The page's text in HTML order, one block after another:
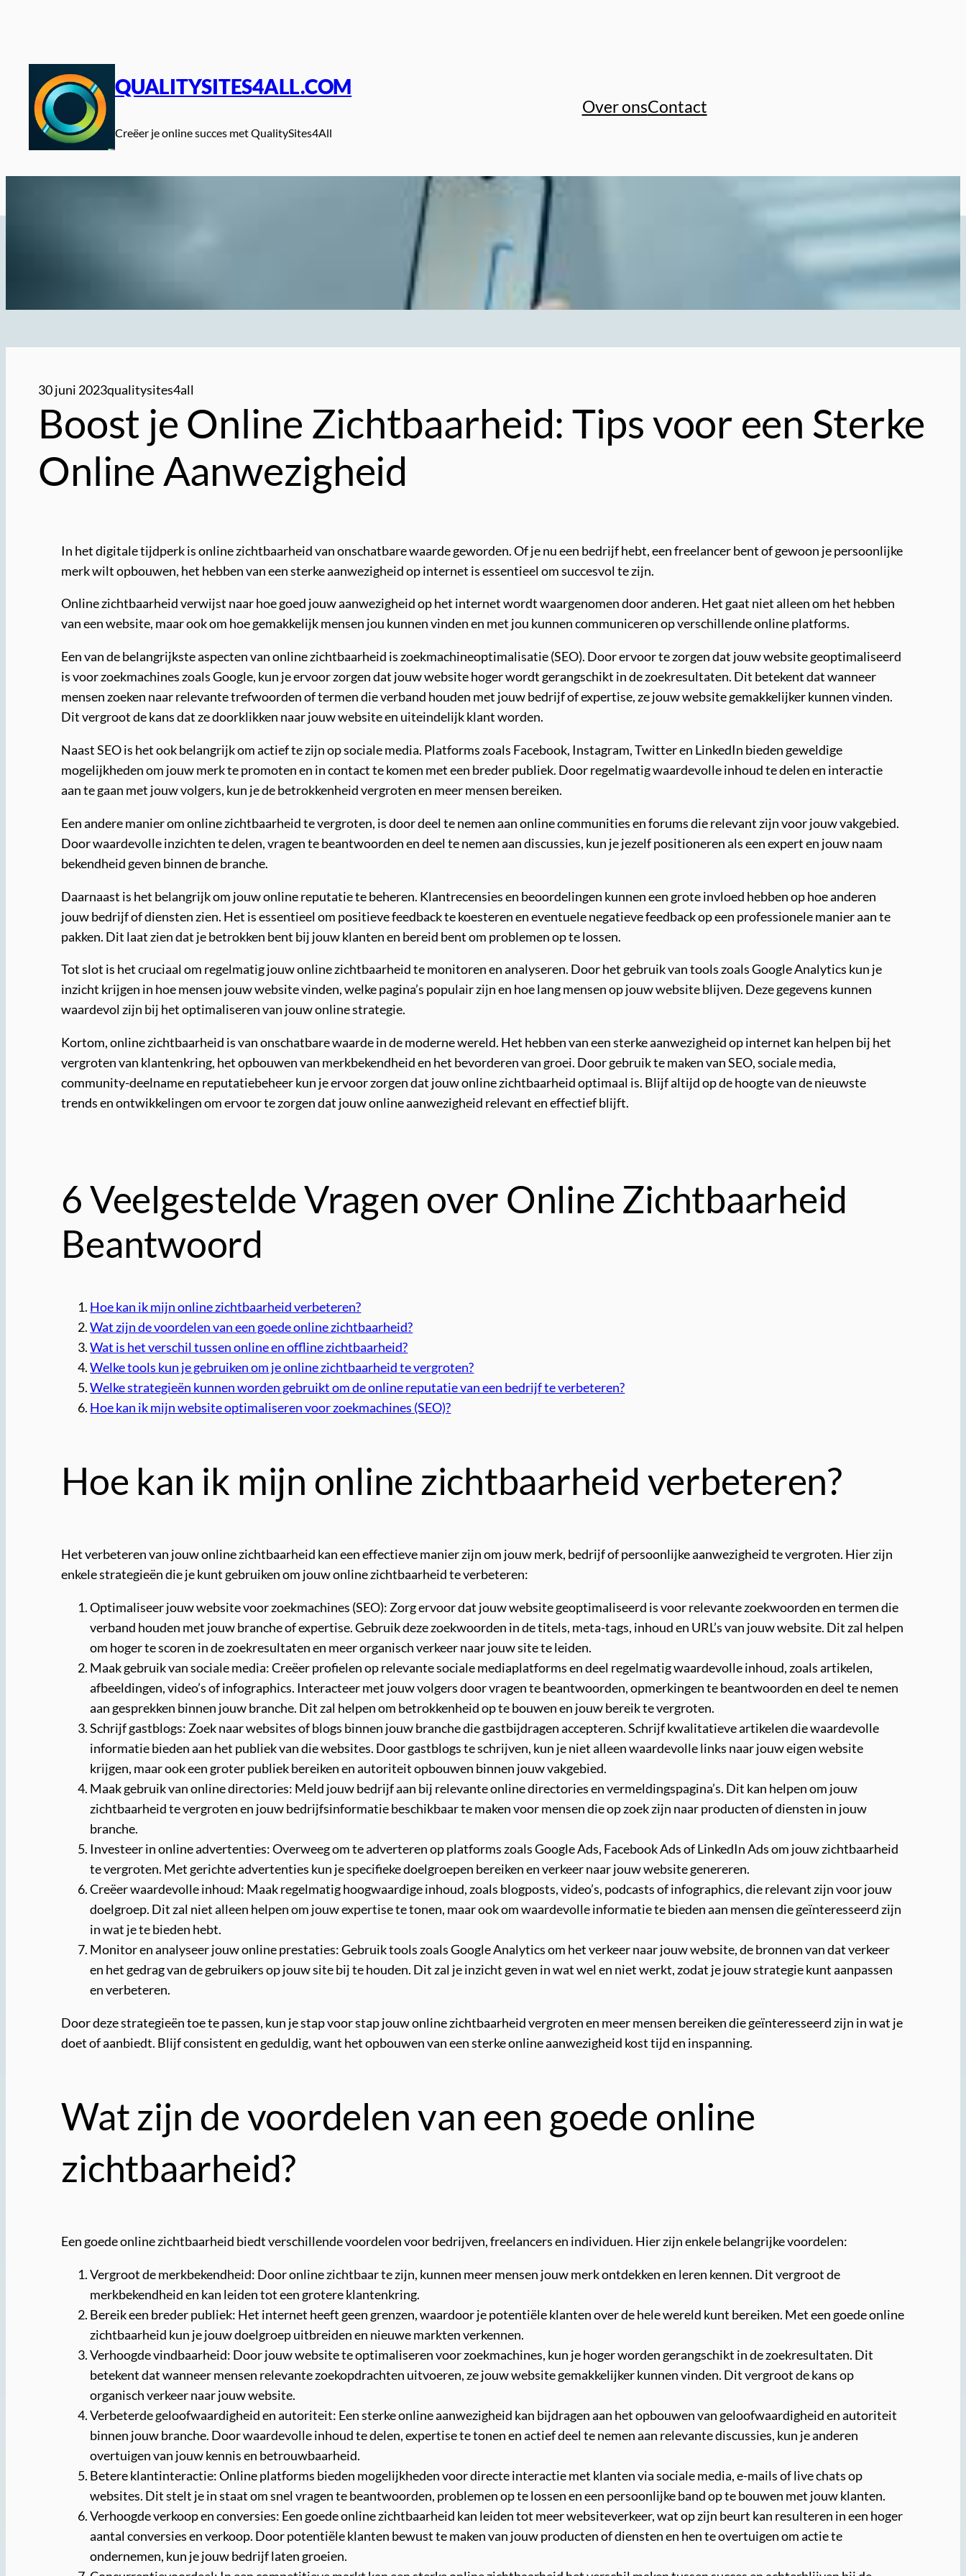
QUALITYSITES4ALL.COM
Creëer je online succes met QualitySites4All
Over onsContact
30 juni 2023qualitysites4all
Boost je Online Zichtbaarheid: Tips voor een Sterke
Online Aanwezigheid
In het digitale tijdperk is online zichtbaarheid van onschatbare waarde geworden. Of je nu een bedrijf hebt, een freelancer bent of gewoon je persoonlijke
merk wilt opbouwen, het hebben van een sterke aanwezigheid op internet is essentieel om succesvol te zijn.
Online zichtbaarheid verwijst naar hoe goed jouw aanwezigheid op het internet wordt waargenomen door anderen. Het gaat niet alleen om het hebben
van een website, maar ook om hoe gemakkelijk mensen jou kunnen vinden en met jou kunnen communiceren op verschillende online platforms.
Een van de belangrijkste aspecten van online zichtbaarheid is zoekmachineoptimalisatie (SEO). Door ervoor te zorgen dat jouw website geoptimaliseerd
is voor zoekmachines zoals Google, kun je ervoor zorgen dat jouw website hoger wordt gerangschikt in de zoekresultaten. Dit betekent dat wanneer
mensen zoeken naar relevante trefwoorden of termen die verband houden met jouw bedrijf of expertise, ze jouw website gemakkelijker kunnen vinden.
Dit vergroot de kans dat ze doorklikken naar jouw website en uiteindelijk klant worden.
Naast SEO is het ook belangrijk om actief te zijn op sociale media. Platforms zoals Facebook, Instagram, Twitter en LinkedIn bieden geweldige
mogelijkheden om jouw merk te promoten en in contact te komen met een breder publiek. Door regelmatig waardevolle inhoud te delen en interactie
aan te gaan met jouw volgers, kun je de betrokkenheid vergroten en meer mensen bereiken.
Een andere manier om online zichtbaarheid te vergroten, is door deel te nemen aan online communities en forums die relevant zijn voor jouw vakgebied.
Door waardevolle inzichten te delen, vragen te beantwoorden en deel te nemen aan discussies, kun je jezelf positioneren als een expert en jouw naam
bekendheid geven binnen de branche.
Daarnaast is het belangrijk om jouw online reputatie te beheren. Klantrecensies en beoordelingen kunnen een grote invloed hebben op hoe anderen
jouw bedrijf of diensten zien. Het is essentieel om positieve feedback te koesteren en eventuele negatieve feedback op een professionele manier aan te
pakken. Dit laat zien dat je betrokken bent bij jouw klanten en bereid bent om problemen op te lossen.
Tot slot is het cruciaal om regelmatig jouw online zichtbaarheid te monitoren en analyseren. Door het gebruik van tools zoals Google Analytics kun je
inzicht krijgen in hoe mensen jouw website vinden, welke pagina’s populair zijn en hoe lang mensen op jouw website blijven. Deze gegevens kunnen
waardevol zijn bij het optimaliseren van jouw online strategie.
Kortom, online zichtbaarheid is van onschatbare waarde in de moderne wereld. Het hebben van een sterke aanwezigheid op internet kan helpen bij het
vergroten van klantenkring, het opbouwen van merkbekendheid en het bevorderen van groei. Door gebruik te maken van SEO, sociale media,
community-deelname en reputatiebeheer kun je ervoor zorgen dat jouw online zichtbaarheid optimaal is. Blijf altijd op de hoogte van de nieuwste
trends en ontwikkelingen om ervoor te zorgen dat jouw online aanwezigheid relevant en effectief blijft.
6 Veelgestelde Vragen over Online Zichtbaarheid
Beantwoord
Hoe kan ik mijn online zichtbaarheid verbeteren?
Wat zijn de voordelen van een goede online zichtbaarheid?
Wat is het verschil tussen online en offline zichtbaarheid?
Welke tools kun je gebruiken om je online zichtbaarheid te vergroten?
Welke strategieën kunnen worden gebruikt om de online reputatie van een bedrijf te verbeteren?
Hoe kan ik mijn website optimaliseren voor zoekmachines (SEO)?
Hoe kan ik mijn online zichtbaarheid verbeteren?
Het verbeteren van jouw online zichtbaarheid kan een effectieve manier zijn om jouw merk, bedrijf of persoonlijke aanwezigheid te vergroten. Hier zijn
enkele strategieën die je kunt gebruiken om jouw online zichtbaarheid te verbeteren:
Optimaliseer jouw website voor zoekmachines (SEO): Zorg ervoor dat jouw website geoptimaliseerd is voor relevante zoekwoorden en termen die
verband houden met jouw branche of expertise. Gebruik deze zoekwoorden in de titels, meta-tags, inhoud en URL’s van jouw website. Dit zal helpen
om hoger te scoren in de zoekresultaten en meer organisch verkeer naar jouw site te leiden.
Maak gebruik van sociale media: Creëer profielen op relevante sociale mediaplatforms en deel regelmatig waardevolle inhoud, zoals artikelen,
afbeeldingen, video’s of infographics. Interacteer met jouw volgers door vragen te beantwoorden, opmerkingen te beantwoorden en deel te nemen
aan gesprekken binnen jouw branche. Dit zal helpen om betrokkenheid op te bouwen en jouw bereik te vergroten.
Schrijf gastblogs: Zoek naar websites of blogs binnen jouw branche die gastbijdragen accepteren. Schrijf kwalitatieve artikelen die waardevolle
informatie bieden aan het publiek van die websites. Door gastblogs te schrijven, kun je niet alleen waardevolle links naar jouw eigen website
krijgen, maar ook een groter publiek bereiken en autoriteit opbouwen binnen jouw vakgebied.
Maak gebruik van online directories: Meld jouw bedrijf aan bij relevante online directories en vermeldingspagina’s. Dit kan helpen om jouw
zichtbaarheid te vergroten en jouw bedrijfsinformatie beschikbaar te maken voor mensen die op zoek zijn naar producten of diensten in jouw
branche.
Investeer in online advertenties: Overweeg om te adverteren op platforms zoals Google Ads, Facebook Ads of LinkedIn Ads om jouw zichtbaarheid
te vergroten. Met gerichte advertenties kun je specifieke doelgroepen bereiken en verkeer naar jouw website genereren.
Creëer waardevolle inhoud: Maak regelmatig hoogwaardige inhoud, zoals blogposts, video’s, podcasts of infographics, die relevant zijn voor jouw
doelgroep. Dit zal niet alleen helpen om jouw expertise te tonen, maar ook om waardevolle informatie te bieden aan mensen die geïnteresseerd zijn
in wat je te bieden hebt.
Monitor en analyseer jouw online prestaties: Gebruik tools zoals Google Analytics om het verkeer naar jouw website, de bronnen van dat verkeer
en het gedrag van de gebruikers op jouw site bij te houden. Dit zal je inzicht geven in wat wel en niet werkt, zodat je jouw strategie kunt aanpassen
en verbeteren.
Door deze strategieën toe te passen, kun je stap voor stap jouw online zichtbaarheid vergroten en meer mensen bereiken die geïnteresseerd zijn in wat je
doet of aanbiedt. Blijf consistent en geduldig, want het opbouwen van een sterke online aanwezigheid kost tijd en inspanning.
Wat zijn de voordelen van een goede online
zichtbaarheid?
Een goede online zichtbaarheid biedt verschillende voordelen voor bedrijven, freelancers en individuen. Hier zijn enkele belangrijke voordelen:
Vergroot de merkbekendheid: Door online zichtbaar te zijn, kunnen meer mensen jouw merk ontdekken en leren kennen. Dit vergroot de
merkbekendheid en kan leiden tot een grotere klantenkring.
Bereik een breder publiek: Het internet heeft geen grenzen, waardoor je potentiële klanten over de hele wereld kunt bereiken. Met een goede online
zichtbaarheid kun je jouw doelgroep uitbreiden en nieuwe markten verkennen.
Verhoogde vindbaarheid: Door jouw website te optimaliseren voor zoekmachines, kun je hoger worden gerangschikt in de zoekresultaten. Dit
betekent dat wanneer mensen relevante zoekopdrachten uitvoeren, ze jouw website gemakkelijker kunnen vinden. Dit vergroot de kans op
organisch verkeer naar jouw website.
Verbeterde geloofwaardigheid en autoriteit: Een sterke online aanwezigheid kan bijdragen aan het opbouwen van geloofwaardigheid en autoriteit
binnen jouw branche. Door waardevolle inhoud te delen, expertise te tonen en actief deel te nemen aan relevante discussies, kun je anderen
overtuigen van jouw kennis en betrouwbaarheid.
Betere klantinteractie: Online platforms bieden mogelijkheden voor directe interactie met klanten via sociale media, e-mails of live chats op
websites. Dit stelt je in staat om snel vragen te beantwoorden, problemen op te lossen en een persoonlijke band op te bouwen met jouw klanten.
Verhoogde verkoop en conversies: Een goede online zichtbaarheid kan leiden tot meer websiteverkeer, wat op zijn beurt kan resulteren in een hoger
aantal conversies en verkoop. Door potentiële klanten bewust te maken van jouw producten of diensten en hen te overtuigen om actie te
ondernemen, kun je jouw bedrijf laten groeien.